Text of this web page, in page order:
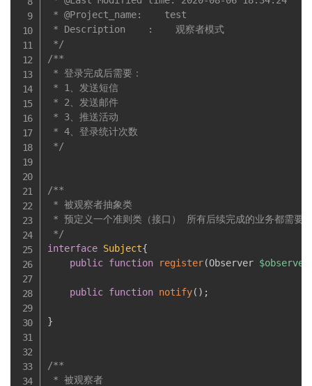
* @Project_name:    test
* Description    :    观察者模式
*/
/**
* 登录完成后需要：
* 1、发送短信
* 2、发送邮件
* 3、推送活动
* 4、登录统计次数
*/
/**
* 被观察者抽象类
* 预定义一个准则类（接口） 所有后续完成的业务都需要
*/
interface Subject{
public function register(Observer $observer
public function notify( ) ;
}
/**
* 被观察者